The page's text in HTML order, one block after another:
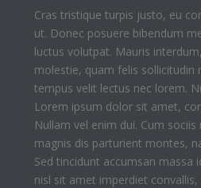
Cras tristique turpis justo, eu
ut. Donec posuere bibendum
luctus volutpat. Mauris
molestie, quam felis sollicitudin
tempus velit lectus nec lorem.
Lorem ipsum dolor sit amet,
Nullam vel enim dui. Cum
magnis dis parturient montes,
Sed tincidunt accumsan massa
nisl sit amet imperdiet